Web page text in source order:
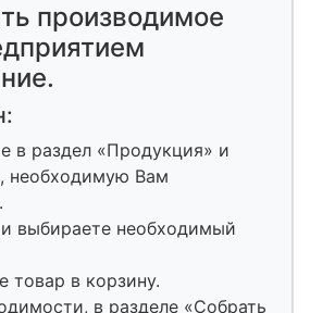
производимое
в раздел «Продукция» и
необходимую Вам
выбираете необходимый
товар в корзину.
в разделе «Собрать